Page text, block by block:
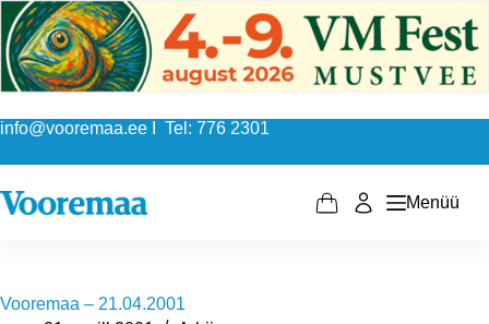
Skip
to
content
info@vooremaa.ee I Tel: 776 2301
Shopping
Menüü
Vooremaa – 21.04.2001